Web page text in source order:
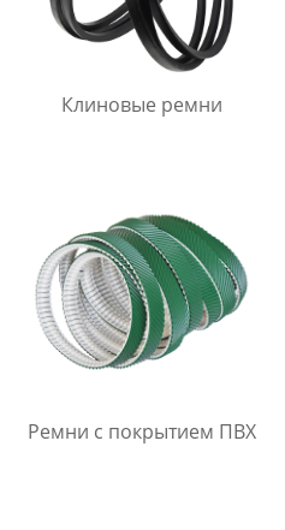
Клиновые ремни
Ремни с покрытием ПВХ